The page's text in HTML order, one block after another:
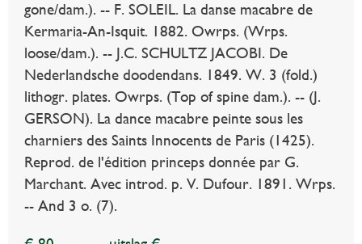
gone/dam.). -- F. SOLEIL. La danse macabre de
Kermaria-An-Isquit. 1882. Owrps. (Wrps.
loose/dam.). -- J.C. SCHULTZ JACOBI. De
Nederlandsche doodendans. 1849. W. 3 (fold.)
lithogr. plates. Owrps. (Top of spine dam.). -- (J.
GERSON). La dance macabre peinte sous les
charniers des Saints Innocents de Paris (1425).
Reprod. de l'édition princeps donnée par G.
Marchant. Avec introd. p. V. Dufour. 1891. Wrps.
-- And 3 o. (7).